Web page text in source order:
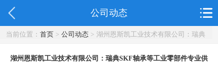
公司动态
当前位置： 首页> 公司动态> 湖州恩斯凯工业技术有限公司：瑞典
湖州恩斯凯工业技术有限公司：瑞典SKF轴承等工业零部件专业供